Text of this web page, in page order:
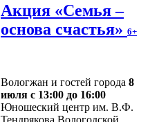
Акция «Семья –
основа счастья» 6+
Вологжан и гостей города 8
июля с 13:00 до 16:00
Юношеский центр им. В.Ф.
Тендрякова Вологодской